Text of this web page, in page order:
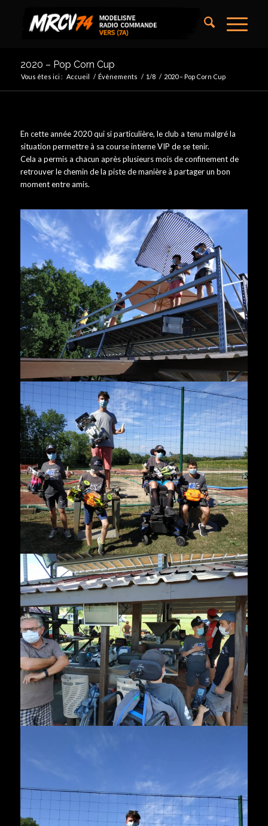
2020 – Pop Corn Cup
Vous êtes ici : Accueil / Évènements / 1/8 / 2020 – Pop Corn Cup
En cette année 2020 qui si particulière, le club a tenu malgré la
situation permettre à sa course interne VIP de se tenir.
Cela a permis a chacun après plusieurs mois de confinement de
retrouver le chemin de la piste de manière à partager un bon
moment entre amis.